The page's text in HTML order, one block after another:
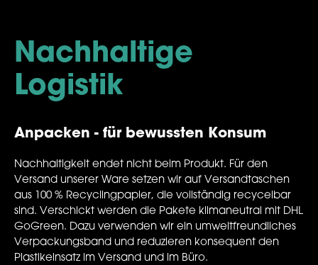
Nachhaltige
Logistik
Anpacken - für bewussten Konsum
Nachhaltigkeit endet nicht beim Produkt. Für den
Versand unserer Ware setzen wir auf Versandtaschen
aus 100 % Recyclingpapier, die vollständig recycelbar
sind. Verschickt werden die Pakete klimaneutral mit DHL
GoGreen. Dazu verwenden wir ein umweltfreundliches
Verpackungsband und reduzieren konsequent den
Plastikeinsatz im Versand und im Büro.